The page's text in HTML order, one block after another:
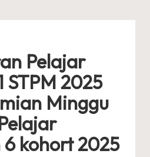
Pelajar
STPM 2025
Minggu
kohort 2025